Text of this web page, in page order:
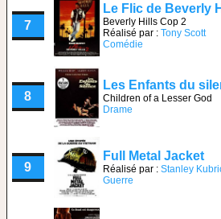
7
Le Flic de Beverly
Beverly Hills Cop 2
Réalisé par : Tony Scott
Comédie
8
Les Enfants du
Children of a Lesser God
Drame
9
Full Metal Jacket
Réalisé par : Stanley
Guerre